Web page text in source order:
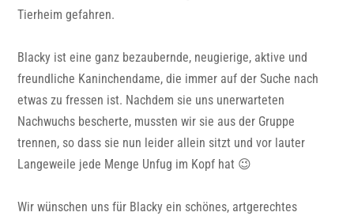
Tierheim gefahren.
Blacky ist eine ganz bezaubernde, neugierige, aktive und
freundliche Kaninchendame, die immer auf der Suche nach
etwas zu fressen ist. Nachdem sie uns unerwarteten
Nachwuchs bescherte, mussten wir sie aus der Gruppe
trennen, so dass sie nun leider allein sitzt und vor lauter
Langeweile jede Menge Unfug im Kopf hat 😉
Wir wünschen uns für Blacky ein schönes, artgerechtes